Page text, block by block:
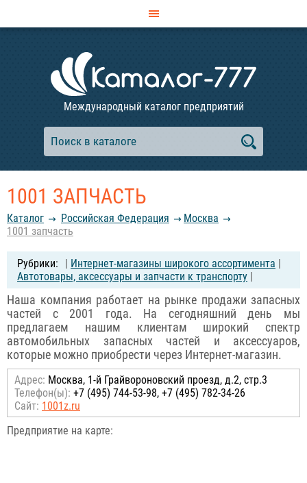
Международный каталог предприятий
1001 ЗАПЧАСТЬ
Каталог Российcкая Федерация
Москва
1001 запчасть
| Интернет-магазины широкого ассортимента |
Автотовары, аксессуары и запчасти к транспорту |
Наша компания работает на рынке продажи запасных
частей с 2001 года. На сегодняшний день мы
предлагаем нашим клиентам широкий спектр
автомобильных запасных частей и аксессуаров,
которые можно приобрести через Интернет-магазин.
Адрес: Москва, 1-й Грайвороновский проезд, д.2, стр.3
Телефон(ы): +7 (495) 744-53-98, +7 (495) 782-34-26
Сайт: 1001z.ru
Предприятие на карте: